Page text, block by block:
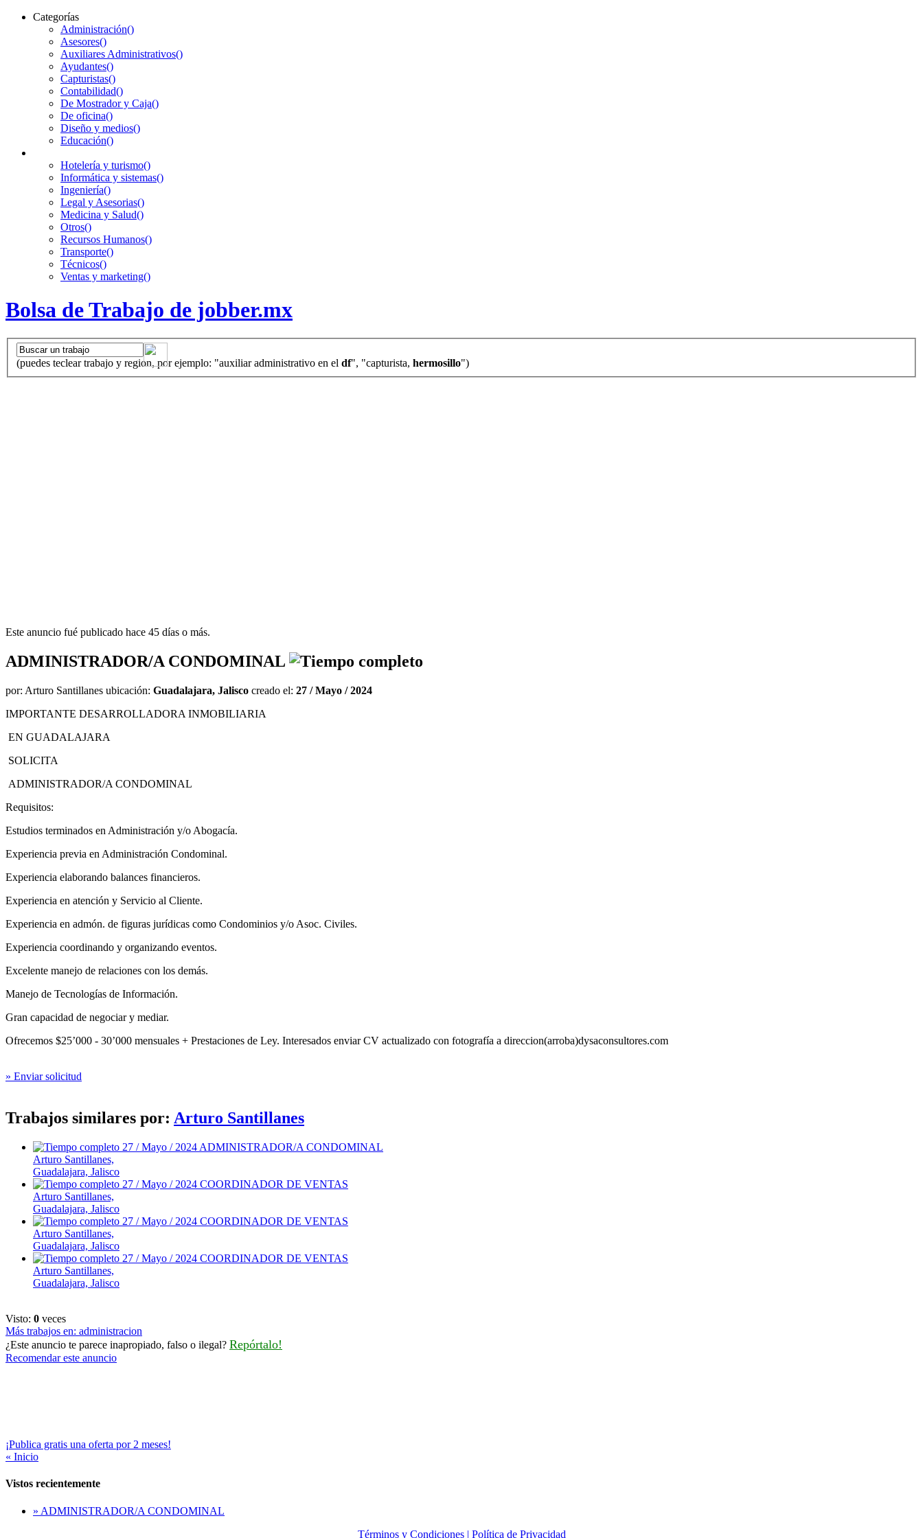
Categorías
Administración()
Asesores()
Auxiliares Administrativos()
Ayudantes()
Capturistas()
Contabilidad()
De Mostrador y Caja()
De oficina()
Diseño y medios()
Educación()
Hotelería y turismo()
Informática y sistemas()
Ingeniería()
Legal y Asesorias()
Medicina y Salud()
Otros()
Recursos Humanos()
Transporte()
Técnicos()
Ventas y marketing()
Bolsa de Trabajo de jobber.mx
(puedes teclear trabajo y region, por ejemplo: "auxiliar administrativo en el df", "capturista, hermosillo")
Este anuncio fué publicado hace 45 días o más.
ADMINISTRADOR/A CONDOMINAL
por: Arturo Santillanes ubicación: Guadalajara, Jalisco creado el: 27 / Mayo / 2024
IMPORTANTE DESARROLLADORA INMOBILIARIA
EN GUADALAJARA
SOLICITA
ADMINISTRADOR/A CONDOMINAL
Requisitos:
Estudios terminados en Administración y/o Abogacía.
Experiencia previa en Administración Condominal.
Experiencia elaborando balances financieros.
Experiencia en atención y Servicio al Cliente.
Experiencia en admón. de figuras jurídicas como Condominios y/o Asoc. Civiles.
Experiencia coordinando y organizando eventos.
Excelente manejo de relaciones con los demás.
Manejo de Tecnologías de Información.
Gran capacidad de negociar y mediar.
Ofrecemos $25’000 - 30’000 mensuales + Prestaciones de Ley. Interesados enviar CV actualizado con fotografía a direccion(arroba)dysaconsultores.com
» Enviar solicitud
Trabajos similares por: Arturo Santillanes
27 / Mayo / 2024 ADMINISTRADOR/A CONDOMINAL
Arturo Santillanes,
Guadalajara, Jalisco
27 / Mayo / 2024 COORDINADOR DE VENTAS
Arturo Santillanes,
Guadalajara, Jalisco
27 / Mayo / 2024 COORDINADOR DE VENTAS
Arturo Santillanes,
Guadalajara, Jalisco
27 / Mayo / 2024 COORDINADOR DE VENTAS
Arturo Santillanes,
Guadalajara, Jalisco
Visto: 0 veces
Más trabajos en: administracion
¿Este anuncio te parece inapropiado, falso o ilegal? Repórtalo!
Recomendar este anuncio
¡Publica gratis una oferta por 2 meses!
« Inicio
Vistos recientemente
» ADMINISTRADOR/A CONDOMINAL
Términos y Condiciones | Política de Privacidad